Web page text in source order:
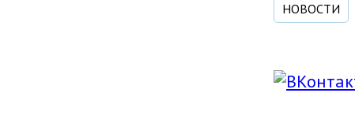
НОВОСТИ